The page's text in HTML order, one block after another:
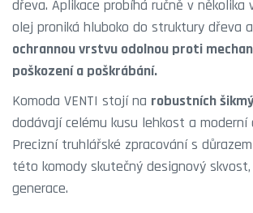
dřeva. Aplikace probíhá ručně v několika
olej proniká hluboko do struktury dřeva a
ochrannou vrstvu odolnou proti
poškození a poškrábání.
Komoda VENTI stojí na robustních
dodávají celému kusu lehkost a moderní
Precizní truhlářské zpracování s
této komody skutečný designový
generace.